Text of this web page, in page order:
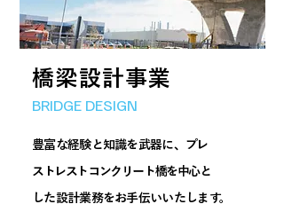
​橋梁設計事業
BRIDGE DESIGN
豊富な経験と知識を武器に、プレ
ストレストコンクリート橋を中心と
した設計業務をお手伝いいたします。